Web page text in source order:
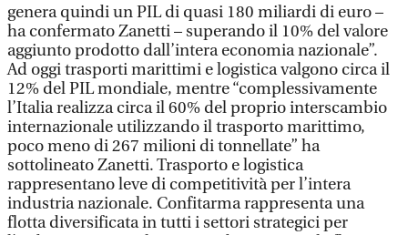
genera quindi un PIL di quasi 180 miliardi di euro –
ha confermato Zanetti – superando il 10% del valore
aggiunto prodotto dall’intera economia nazionale”.
Ad oggi trasporti marittimi e logistica valgono circa il
12% del PIL mondiale, mentre “complessivamente
l’Italia realizza circa il 60% del proprio interscambio
internazionale utilizzando il trasporto marittimo,
poco meno di 267 milioni di tonnellate” ha
sottolineato Zanetti. Trasporto e logistica
rappresentano leve di competitività per l’intera
industria nazionale. Confitarma rappresenta una
flotta diversificata in tutti i settori strategici per